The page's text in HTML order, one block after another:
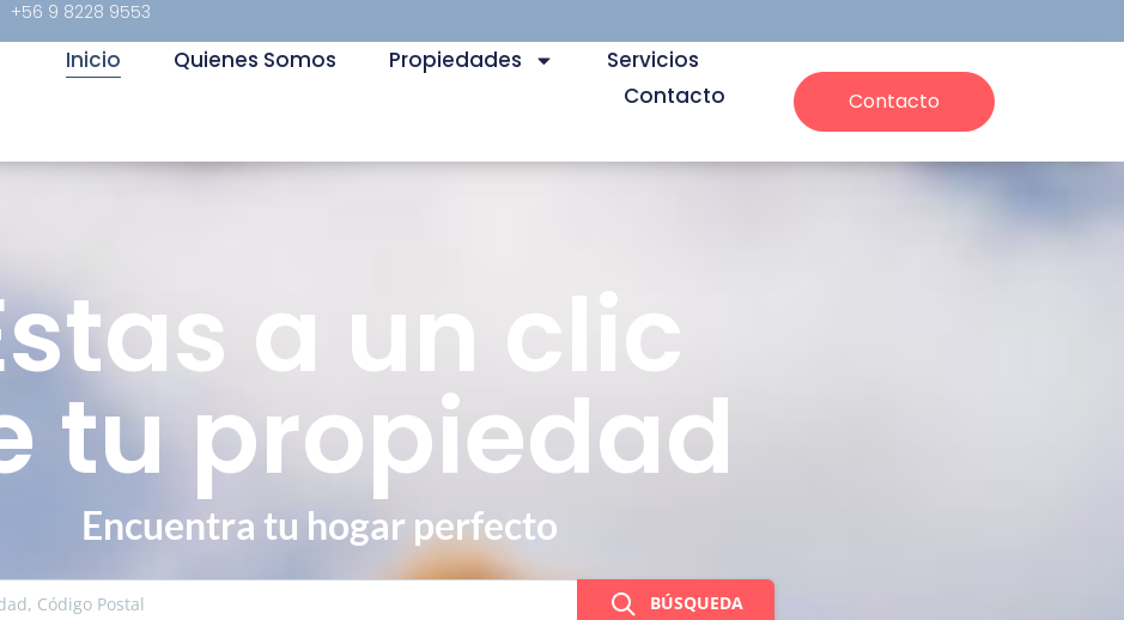
+56 9 8228 9553
Inicio Quienes Somos Propiedades
Servicios
Contacto
Contacto
a un clic
tu propiedad
Encuentra tu hogar perfecto
BÚSQUEDA